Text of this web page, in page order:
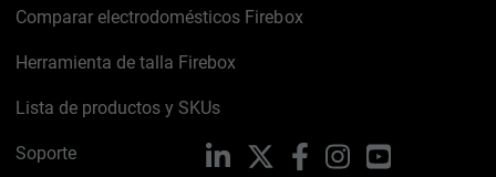
Comparar electrodomésticos Firebox
Herramienta de talla Firebox
Lista de productos y SKUs
Soporte LinkedIn FacebookInstagramYouTube